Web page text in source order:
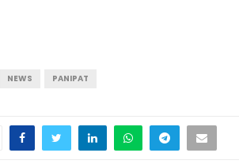
NEWS PANIPAT